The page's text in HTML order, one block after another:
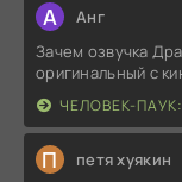
А Анг
Зачем озвучка
оригинальный с
ЧЕЛОВЕК-
П петя хуякин